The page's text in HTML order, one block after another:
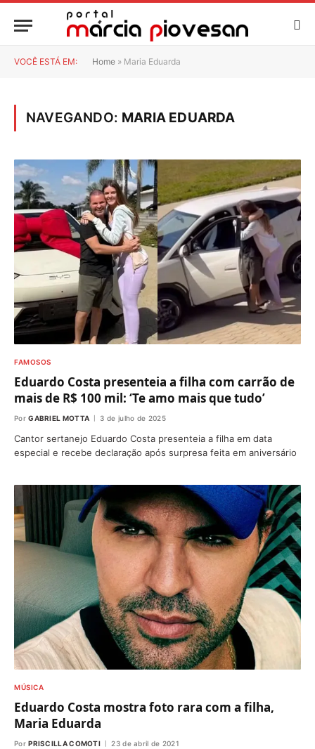
VOCÊ ESTÁ EM: Home » Maria Eduarda
NAVEGANDO: MARIA EDUARDA
FAMOSOS
Eduardo Costa presenteia a filha com carrão de
mais de R$ 100 mil: ‘Te amo mais que tudo’
Por GABRIEL MOTTA 3 de julho de 2025
Cantor sertanejo Eduardo Costa presenteia a filha em data
especial e recebe declaração após surpresa feita em aniversário
MÚSICA
Eduardo Costa mostra foto rara com a filha,
Maria Eduarda
Por PRISCILLA COMOTI 23 de abril de 2021